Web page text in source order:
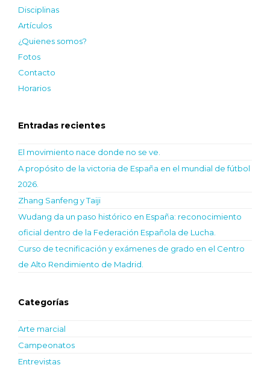
Disciplinas
Artículos
¿Quienes somos?
Fotos
Contacto
Horarios
Entradas recientes
El movimiento nace donde no se ve.
A propósito de la victoria de España en el mundial de fútbol
2026.
Zhang Sanfeng y Taiji
Wudang da un paso histórico en España: reconocimiento
oficial dentro de la Federación Española de Lucha.
Curso de tecnificación y exámenes de grado en el Centro
de Alto Rendimiento de Madrid.
Categorías
Arte marcial
Campeonatos
Entrevistas